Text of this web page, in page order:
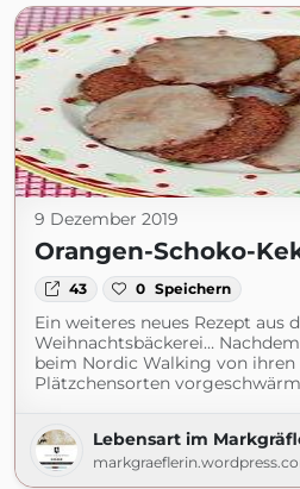
9 Dezember 2019
Orangen-Schoko-
43 0 Speichern
Ein weiteres neues Rezept aus
Weihnachtsbäckerei…
beim Nordic Walking von ihren
Plätzchensorten
Lebensart im